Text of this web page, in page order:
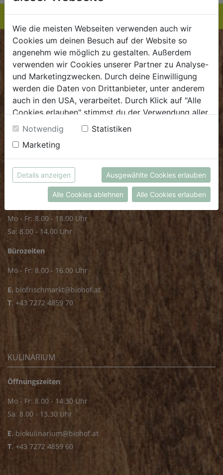
BIOKISTE
Kundenservice
Mo - Do: 8.00 - 16.00 Uhr
Fr: 8.00 - 15.00 Uhr
.dieBiokiste@biohof.at
.+43 7272 2597
FRISCHMARKT
Öffnungszeiten
Mo - Fr: 8.00 - 18.00 Uhr
Sa: 8.00 - 14.00 Uhr
Bürozeiten
Mo - Fr: 8.00 - 16.00 Uhr
E. biofrischmarkt@biohof.at
T. +43 7272 4859 70
KULINARIUM
Öffnungszeiten
Mo - Fr: 8.00 - 14.30 Uhr
Sa: 8.00 - 13.30 Uhr
E. biokulinarium@biohof.at
T. +43 7272 4859 60
Wie die meisten Webseiten verwenden auch wir
Cookies um deinen Besuch auf der Website so
angenehm wie möglich zu gestalten. Außerdem
verwenden wir Cookies unserer Partner zu Analyse-
und Marketingzwecken. Durch deine Einwilligung
werden die Daten von Drittanbieter, unter anderem
auch in den USA, verarbeitet. Durch Klick auf "Alle
Cookies erlauben" stimmst du der Verwendung aller
Cookies zu. Unter "Details anzeigen" findest du alle
Infos zu den unterschiedlichen Cookies, du kannst
auch entscheiden, welche Cookies du erlauben
möchtest.
Weitere Informationen findest du in unserer
Datenschutzerklärung
bzw. imImpressum
Notwendig
Statistiken
Marketing
Details anzeigen Ausgewählte Cookies erlauben
Alle Cookies ablehnen Alle Cookies erlauben